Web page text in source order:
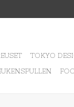
TOKYO